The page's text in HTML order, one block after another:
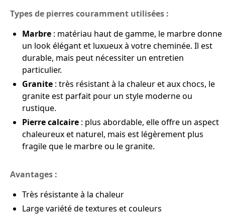
Types de pierres couramment utilisées :
Marbre : matériau haut de gamme, le marbre donne
un look élégant et luxueux à votre cheminée. Il est
durable, mais peut nécessiter un entretien
particulier.
Granite : très résistant à la chaleur et aux chocs, le
granite est parfait pour un style moderne ou
rustique.
Pierre calcaire : plus abordable, elle offre un aspect
chaleureux et naturel, mais est légèrement plus
fragile que le marbre ou le granite.
Avantages :
Très résistante à la chaleur
Large variété de textures et couleurs